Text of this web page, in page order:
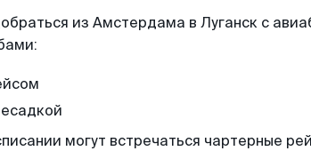
из Амстердама в Луганск с
могут встречаться чартерные